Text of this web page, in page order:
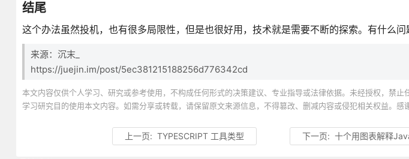
结尾
这个办法虽然投机，也有很多局限性，但是也很好用，技术就是需要不断的探索。有什么问
来源：沉末_
https://juejin.im/post/5ec381215188256d776342cd
本文内容仅供个人学习、研究或参考使用，不构成任何形式的决策建议、专业指导或法律依据。未经授权，禁
学习研究目的使用本文内容。如需分享或转载，请保留原文来源信息，不得篡改、删减内容或侵犯相关权益。感
上一页:TYPESCRIPT 工具类型 下一页:十个用图表解释